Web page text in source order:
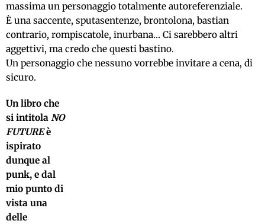
massima un personaggio totalmente autoreferenziale.
È una saccente, sputasentenze, brontolona, bastian
contrario, rompiscatole, inurbana… Ci sarebbero altri
aggettivi, ma credo che questi bastino.
Un personaggio che nessuno vorrebbe invitare a cena, di
sicuro.
Un libro che
si intitola NO
FUTUREè
ispirato
dunque al
punk, e dal
mio punto di
vista una
delle